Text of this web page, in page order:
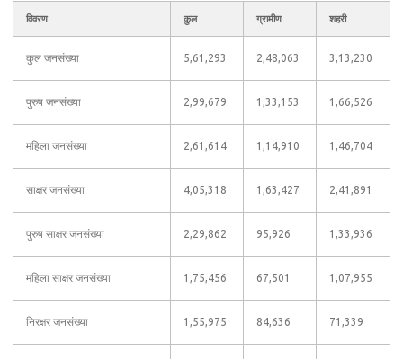
विवरण कुल ग्रामीण शहरी
कुल जनसंख्या 5,61,293 2,48,063 3,13,230
पुरुष जनसंख्या 2,99,679 1,33,153 1,66,526
महिला जनसंख्या 2,61,614 1,14,910 1,46,704
साक्षर जनसंख्या 4,05,318 1,63,427 2,41,891
पुरुष साक्षर जनसंख्या 2,29,862 95,926 1,33,936
महिला साक्षर जनसंख्या 1,75,456 67,501 1,07,955
निरक्षर जनसंख्या 1,55,975 84,636 71,339